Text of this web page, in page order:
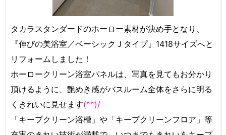
タカラスタンダードのホーロー素材が決め手となり、
『伸びの美浴室／ベーシックＪタイプ』1418サイズへと
リフォームしました！
ホーロークリーン浴室パネルは、写真を見てもお分かり
頂けるように、艶めき感がバスルーム全体をさらに明る
くきれいに見せます(^^)/
「キープクリーン浴槽」や「キープクリーンフロア」等